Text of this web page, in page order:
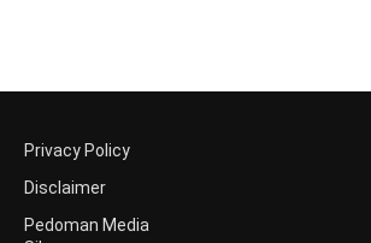
Privacy Policy
Disclaimer
Pedoman Media